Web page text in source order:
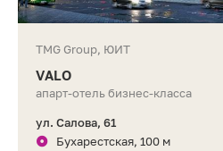
TMG Group, ЮИТ
VALO
апарт-отель бизнес-класса
ул. Салова, 61
Бухарестская, 100 м